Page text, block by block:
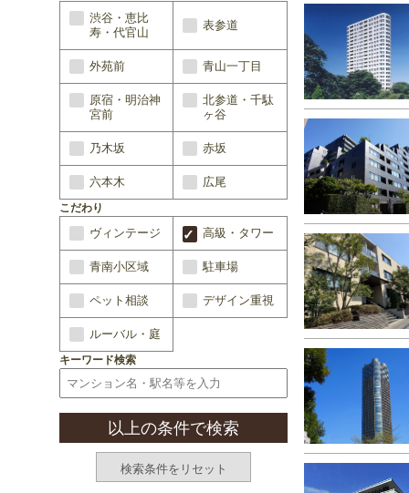
渋谷・恵比
寿・代官山
表参道
外苑前 青山一丁目
原宿・明治神
宮前
北参道・千駄
ヶ谷
乃木坂 赤坂
六本木 広尾
こだわり
ヴィンテージ 高級・タワー
青南小区域 駐車場
ペット相談 デザイン重視
ルーバル・庭
キーワード検索